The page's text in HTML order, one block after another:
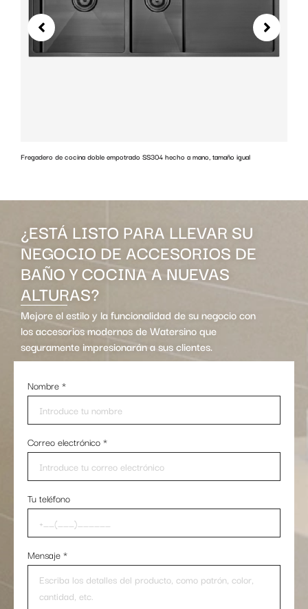
Fregadero de cocina doble empotrado SS304 hecho a mano, tamaño igual
¿ESTÁ LISTO PARA LLEVAR SU
NEGOCIO DE ACCESORIOS DE
BAÑO Y COCINA A NUEVAS
ALTURAS?
Mejore el estilo y la funcionalidad de su negocio con
los accesorios modernos de Watersino que
seguramente impresionarán a sus clientes.
Nombre*
Correo electrónico*
Tu teléfono
Mensaje*